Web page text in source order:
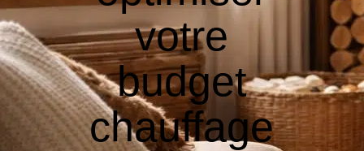
votre
budget
chauffage